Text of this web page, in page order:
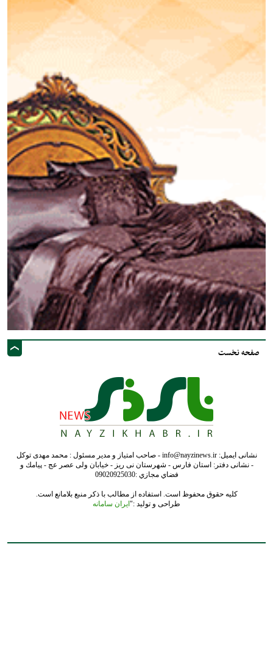
صفحه نخست
نشانی ایمیل: info@nayzinews.ir - صاحب امتیاز و مدیر مسئول : محمد مهدی توکل
- نشانی دفتر: استان فارس - شهرستان نی ریز - خیابان ولی عصر عج - پيامك و
فضاي مجازي :09020925030
کلیه حقوق محفوظ است. استفاده از مطالب با ذکر منبع بلامانع است.
طراحی و تولید :"ایران سامانه